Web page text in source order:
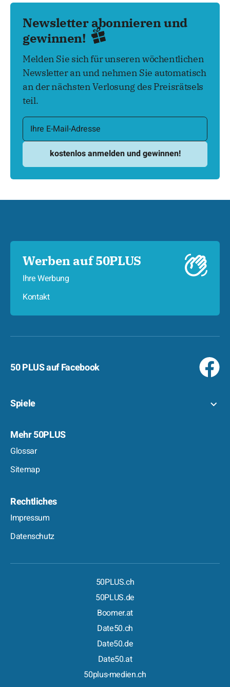
Newsletter abonnieren und
gewinnen!
Melden Sie sich für unseren wöchentlichen
Newsletter an und nehmen Sie automatisch
an der nächsten Verlosung des Preisrätsels
teil.
Werben auf 50PLUS
Ihre Werbung
Kontakt
50 PLUS auf Facebook
Spiele
Mehr 50PLUS
Glossar
Sitemap
Rechtliches
Impressum
Datenschutz
50PLUS.ch
50PLUS.de
Boomer.at
Date50.ch
Date50.de
Date50.at
50plus-medien.ch